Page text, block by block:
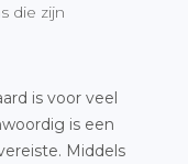
die zijn
is voor veel
is een
Middels